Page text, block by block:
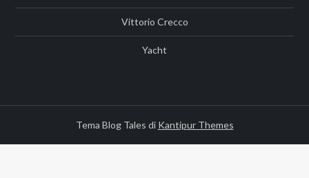
Vittorio Crecco
Yacht
Tema Blog Tales di Kantipur Themes